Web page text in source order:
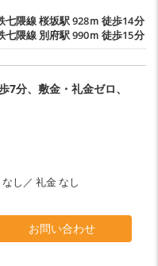
七隈線桜坂駅928ｍ 徒歩14分
七隈線 別府駅990ｍ 徒歩15分
7分、敷金・礼金ゼロ、
し／ 礼金 なし
お問い合わせ